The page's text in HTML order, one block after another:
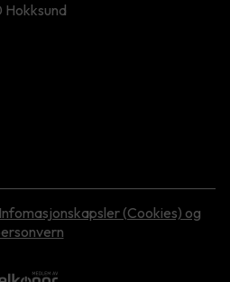
Hokksund
Infomasjonskapsler (Cookies) og